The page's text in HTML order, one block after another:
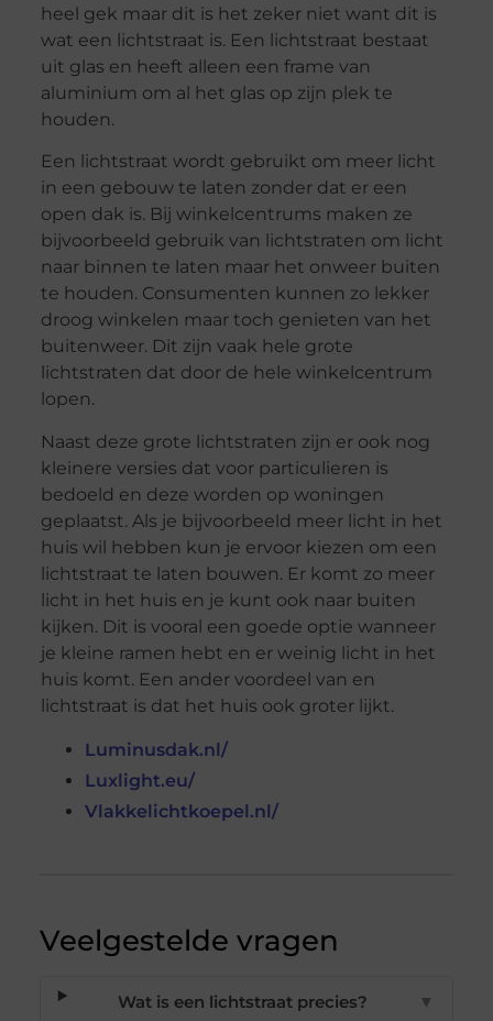
heel gek maar dit is het zeker niet want dit is
wat een lichtstraat is. Een lichtstraat bestaat
uit glas en heeft alleen een frame van
aluminium om al het glas op zijn plek te
houden.
Een lichtstraat wordt gebruikt om meer licht
in een gebouw te laten zonder dat er een
open dak is. Bij winkelcentrums maken ze
bijvoorbeeld gebruik van lichtstraten om licht
naar binnen te laten maar het onweer buiten
te houden. Consumenten kunnen zo lekker
droog winkelen maar toch genieten van het
buitenweer. Dit zijn vaak hele grote
lichtstraten dat door de hele winkelcentrum
lopen.
Naast deze grote lichtstraten zijn er ook nog
kleinere versies dat voor particulieren is
bedoeld en deze worden op woningen
geplaatst. Als je bijvoorbeeld meer licht in het
huis wil hebben kun je ervoor kiezen om een
lichtstraat te laten bouwen. Er komt zo meer
licht in het huis en je kunt ook naar buiten
kijken. Dit is vooral een goede optie wanneer
je kleine ramen hebt en er weinig licht in het
huis komt. Een ander voordeel van en
lichtstraat is dat het huis ook groter lijkt.
Luminusdak.nl/
Luxlight.eu/
Vlakkelichtkoepel.nl/
Veelgestelde vragen
Wat is een lichtstraat precies? ▼